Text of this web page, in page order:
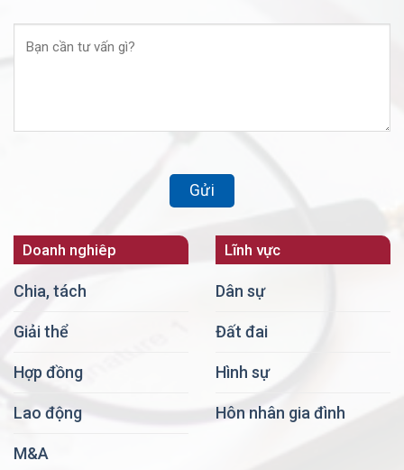
Doanh nghiêp
Chia, tách
Giải thể
Hợp đồng
Lao động
M&A
Lĩnh vực
Dân sự
Đất đai
Hình sự
Hôn nhân gia đình